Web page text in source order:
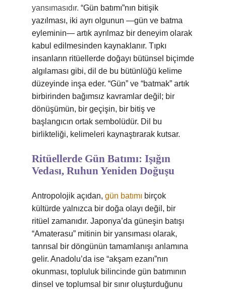
yansımasıdır. “Gün batımı”nın bitişik
yazılması, iki ayrı olgunun —gün ve batma
eyleminin— artık ayrılmaz bir deneyim olarak
kabul edilmesinden kaynaklanır. Tıpkı
insanların ritüellerde doğayı bütünsel biçimde
algılaması gibi, dil de bu bütünlüğü kelime
düzeyinde inşa eder. “Gün” ve “batmak” artık
birbirinden bağımsız kavramlar değil; bir
dönüşümün, bir geçişin, bir bitiş ve
başlangıcın ortak sembolüdür. Dil bu
birlikteliği, kelimeleri kaynaştırarak kutsar.
Ritüellerde Gün Batımı: Işığın
Vedası, Ruhun Yeniden Doğuşu
Antropolojik açıdan, gün batımı birçok
kültürde yalnızca bir doğa olayı değil, bir
ritüel zamanıdır. Japonya’da güneşin batışı
“Amaterasu” mitinin bir yansıması olarak,
tanrısal bir döngünün tamamlanışı anlamına
gelir. Anadolu’da ise “akşam ezanı”nın
okunması, topluluk bilincinde gün batımının
dinsel ve toplumsal bir sınır oluşturduğunu